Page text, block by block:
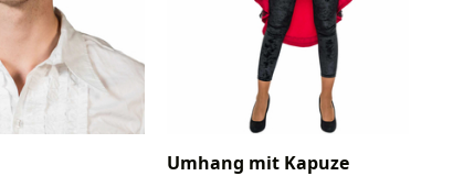
Umhang mit Kapuze